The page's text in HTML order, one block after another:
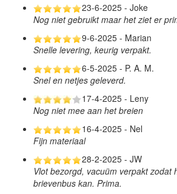
23-6-2025 - Joke
Nog niet gebruikt maar het ziet er
9-6-2025 - Marian
Snelle levering, keurig verpakt.
6-5-2025 - P. A. M.
Snel en netjes geleverd.
17-4-2025 - Leny
Nog niet mee aan het breien
16-4-2025 - Nel
Fijn materiaal
28-2-2025 - JW
Vlot bezorgd, vacuüm verpakt zodat
brievenbus kan. Prima.